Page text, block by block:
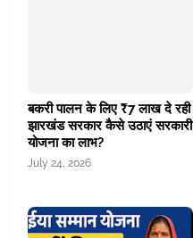
बकरी पालन के लिए ₹7 लाख दे रही
झारखंड सरकार कैसे उठाएं सरकारी
योजना का लाभ?
July 24, 2026